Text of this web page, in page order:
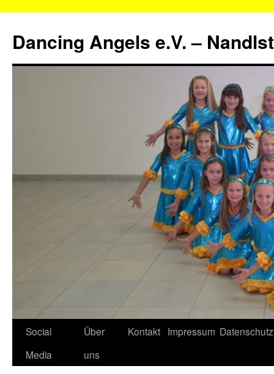
springen
Dancing Angels e.V. –
Social
Media
Über
uns
Kontakt Impressum